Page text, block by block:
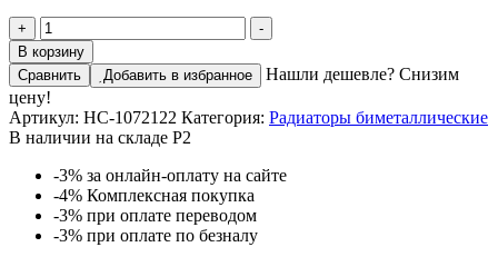
+
Количество
товара
Радиатор
биметалл
Royal
Thermo
Revolution
Bimetall
350
–
10
секц.
-
В корзину
Сравнить
Добавить в избранное
Нашли дешевле? Снизим
цену!
Артикул: НС-1072122 Категория: Радиаторы биметаллические
В наличии на складе Р2
-3% за онлайн-оплату на сайте
-4% Комплексная покупка
-3% при оплате переводом
-3% при оплате по безналу